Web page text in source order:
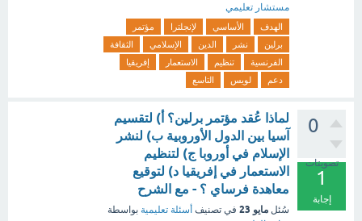
مستشار تعليمي
الهدف الأساسي لإنجلترا
مؤتمر
برلين
نشر الدين الإسلامي
الثقافة
الفرنسية
تنظيم الاستعمار
إفريقيا
دعم
لويس التاسع
0
تصويتات
1
إجابة
لماذا عُقد مؤتمر برلين؟ أ) لتقسيم
آسيا بين الدول الأوروبية ب) لنشر
الإسلام في أوروبا ج) لتنظيم
الاستعمار في إفريقيا د) لتوقيع
معاهدة فرساي ؟ - مع الشرح
سُئل مايو 23 في تصنيف أسئلة تعليمية بواسطة